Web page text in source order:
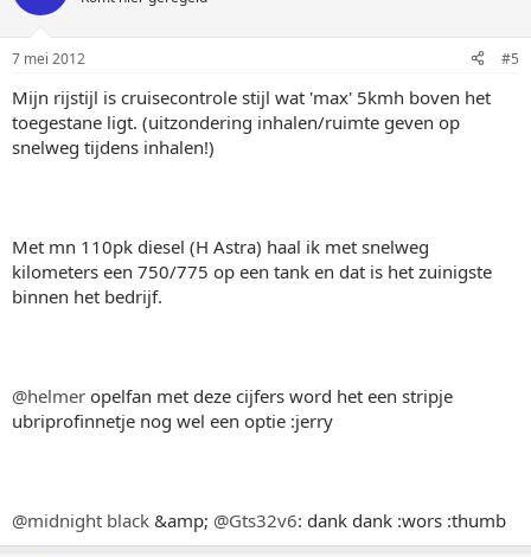
7 mei 2012 #5
Mijn rijstijl is cruisecontrole stijl wat 'max' 5kmh boven het
toegestane ligt. (uitzondering inhalen/ruimte geven op
snelweg tijdens inhalen!)
Met mn 110pk diesel (H Astra) haal ik met snelweg
kilometers een 750/775 op een tank en dat is het zuinigste
binnen het bedrijf.
@helmer opelfan met deze cijfers word het een stripje
ubriprofinnetje nog wel een optie :jerry
@midnight black &amp; @Gts32v6: dank dank :wors :thumb